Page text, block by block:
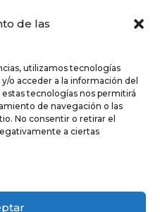
de las
utilizamos tecnologías
o acceder a la información del
tecnologías nos permitirá
de navegación o las
No consentir o retirar el
a ciertas